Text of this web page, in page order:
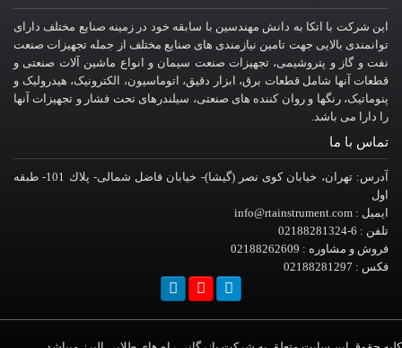
این شرکت با اتکا به دانش مهندسین با سابقه خود در زمینه صنایع مختلف دارای
توانمندی بالایی جهت تامین نیازمندی های صنایع مختلف از جمله تجهیزات صنعت
نفت و گاز و پتروشیمی، تجهیزات صنعت سیمان و انواع ماشین آلات صنعتی و
قطعات آنها شامل قطعات برق، ابزار دقیق، اتوماسیون، الکترونیک، هیدرولیک و
پنوماتیک، رنگها و روان کننده های صنعتی، سیلندرهای تحت فشار و تجهیزات آنها
را دارا می باشد.
تماس با ما
آدرس: تهران، خيابان کوی نصر (گیشا)- خيابان فاضل شمالی- پلاك 101- طبقه
اول
ایمیل : info@rtainstrument.com
تلفن : 6-02188281324
فروش و مشاوره : 02188262609
فکس : 02188281297